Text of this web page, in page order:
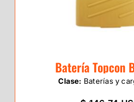
Batería Topcon
Clase: Baterías y